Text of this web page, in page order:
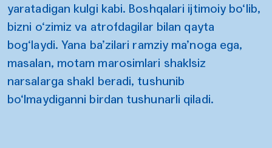
yaratadigan kulgi kabi. Boshqalari ijtimoiy bo‘lib,
bizni o‘zimiz va atrofdagilar bilan qayta
bog‘laydi. Yana ba’zilari ramziy ma’noga ega,
masalan, motam marosimlari shaklsiz
narsalarga shakl beradi, tushunib
bo‘lmaydiganni birdan tushunarli qiladi.